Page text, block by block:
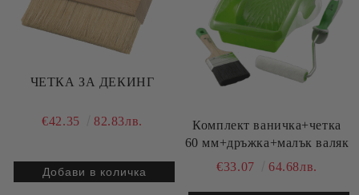
ЧЕТКА ЗА ДЕКИНГ
€42.35 82.83лв.
Комплект ваничка+четка
60 мм+дръжка+малък валяк
€33.07
64.68лв.